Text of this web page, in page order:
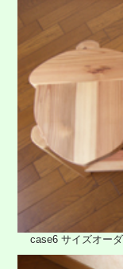
case6 サイズオー